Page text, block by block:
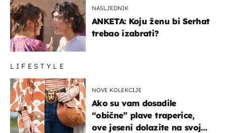
NASLJEDNIK
ANKETA: Koju ženu bi Serhat
trebao izabrati?
LIFESTYLE
NOVE KOLEKCIJE
Ako su vam dosadile
“obične” plave traperice,
ove jeseni dolazite na svoje